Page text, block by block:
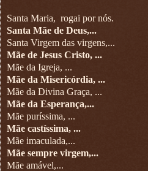
Santa Maria, rogai por nós.
Santa Mãe de Deus,...
Santa Virgem das virgens,...
Mãe de Jesus Cristo, ...
Mãe da Igreja, ...
Mãe da Misericórdia, ...
Mãe da Divina Graça, ...
Mãe da Esperança,...
Mãe puríssima, ...
Mãe castíssima, ...
Mãe imaculada,...
Mãe sempre virgem,...
Mãe amável,...